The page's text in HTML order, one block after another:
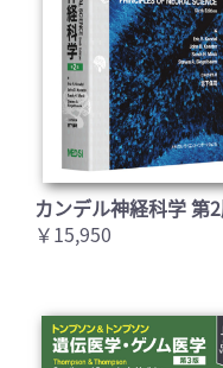
動脈周囲の肺胞
賀大学放射線科
成. 江頭先生の
カンデル神経科学 第
￥15,950